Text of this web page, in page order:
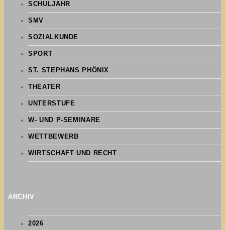
SCHULJAHR
SMV
SOZIALKUNDE
SPORT
ST. STEPHANS PHÖNIX
THEATER
UNTERSTUFE
W- UND P-SEMINARE
WETTBEWERB
WIRTSCHAFT UND RECHT
ARCHIV
2026